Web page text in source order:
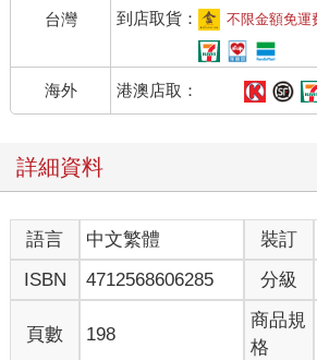
台灣
到店取貨：
不限金額免運
海外 港澳店取：
詳細資料
語言 中文繁體 裝訂
ISBN
4712568606285 分級
頁數 198
商品規
格